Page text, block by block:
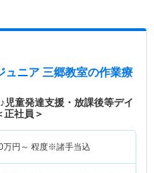
ュニア 三郷教室の作業療
児童発達支援・放課後等デイ
正社員＞
万円～ 程度※諸手当込